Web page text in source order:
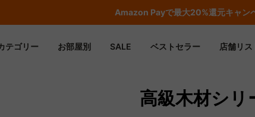
期間限定フラッシュセール！最
テゴリー お部屋別 SALE ベストセラー 店舗リス
高級木材シリ